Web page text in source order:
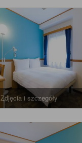
Zdjęcia i szczegóły